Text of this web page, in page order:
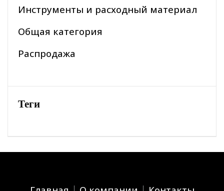
Инструменты и расходный материал
Общая категория
Распродажа
Теги